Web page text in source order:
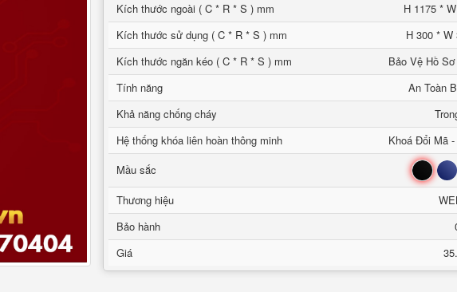
Kích thước ngoài ( C * R * S ) mm
H 1175 *
Kích thước sử dụng ( C * R * S ) mm
H 300 * W
Kích thước ngăn kéo ( C * R * S ) mm
Bảo Vệ Hồ
Tính năng
An Toàn
Khả năng chống cháy
Hệ thống khóa liên hoàn thông minh
Khoá Đổi Mã
Mầu sắc
Đen Xanh
Thương hiệu
Bảo hành
Giá